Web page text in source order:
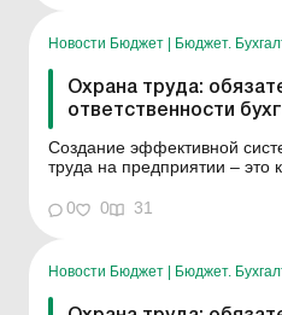
Новости Бюджет Бюджет.
Охрана труда:
ответственности
Создание эффективной
труда на предприятии – это
этой системе является
коротко: охрана труда
0 0 31
Новости Бюджет | Бюджет.